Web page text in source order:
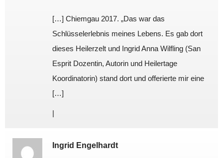
[…] Chiemgau 2017. „Das war das
Schlüsselerlebnis meines Lebens. Es gab dort
dieses Heilerzelt und Ingrid Anna Wilfling (San
Esprit Dozentin, Autorin und Heilertage
Koordinatorin) stand dort und offerierte mir eine
[…]
|
Ingrid Engelhardt